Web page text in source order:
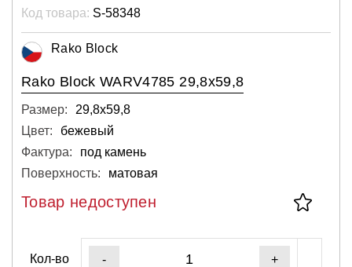
Код товара: S-58348
Rako Block
Rako Block WARV4785 29,8x59,8
Размер:
29,8х59,8
Цвет:
бежевый
Фактура:
под камень
Поверхность:
матовая
Товар недоступен
Кол-во - +